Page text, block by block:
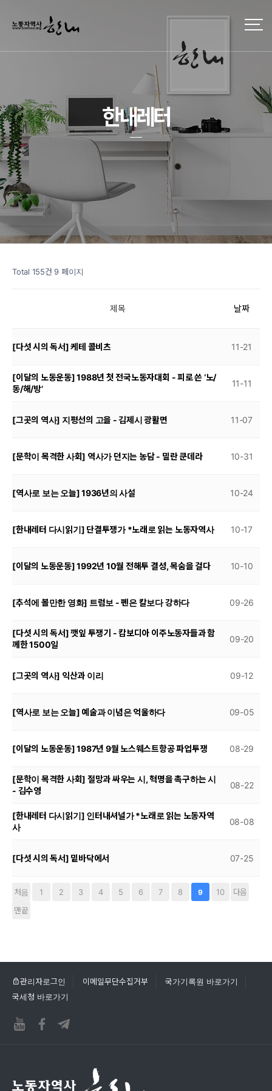
한내레터
Total 155건 9 페이지
제목 날짜
[다섯 시의 독서] 케테 콜비츠 11-21
[이달의 노동운동] 1988년 첫 전국노동자대회 - 피로 쓴 ‘노/
동/해/방’
11-11
[그곳의 역사] 지평선의 고을 - 김제시 광활면 11-07
[문학이 목격한 사회] 역사가 던지는 농담 - 밀란 쿤데라 10-31
[역사로 보는 오늘] 1936년의 사설 10-24
[한내레터 다시읽기] 단결투쟁가 *노래로 읽는 노동자역사 10-17
[이달의 노동운동] 1992년 10월 전해투 결성, 목숨을 걸다 10-10
[추석에 볼만한 영화] 트럼보 - 펜은 칼보다 강하다 09-26
[다섯 시의 독서] 깻잎 투쟁기 - 캄보디아 이주노동자들과 함
께한 1500일
09-20
[그곳의 역사] 익산과 이리 09-12
[역사로 보는 오늘] 예술과 이념은 억울하다 09-05
[이달의 노동운동] 1987년 9월 노스웨스트항공 파업투쟁 08-29
[문학이 목격한 사회] 절망과 싸우는 시, 혁명을 촉구하는 시
- 김수영
08-22
[한내레터 다시읽기] 인터내셔널가 *노래로 읽는 노동자역
사
08-08
[다섯 시의 독서] 밑바닥에서 07-25
처음 1 2 3 4 5 6 7 8 9 10
다음
맨끝
관리자로그인 이메일무단수집거부
국가기록원 바로가기
국세청 바로가기